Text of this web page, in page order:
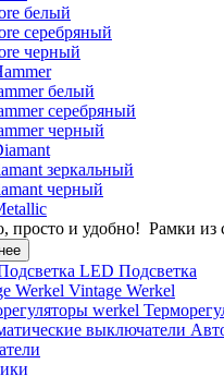
белый
серебряный
черный
белый
серебряный
черный
зеркальный
черный
просто и удобно! Рамки из
LED Подсветка
Vintage Werkel